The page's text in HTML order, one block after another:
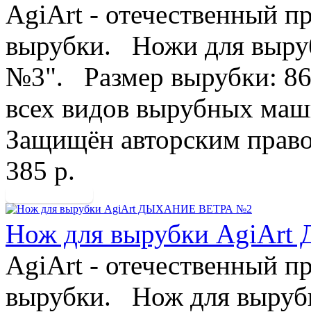
AgiArt - отечественный
вырубки. Ножи для
№3". Размер вырубки:
всех видов вырубных
Защищён авторским
385 р.
Нож для вырубки
AgiArt - отечественный
вырубки. Нож для